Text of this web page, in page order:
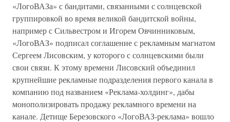
«ЛогоВАЗа» с бандитами, связанными с солнцевской
группировкой во время великой бандитской войны,
например с Сильвестром и Игорем Овчинниковым,
«ЛогоВАЗ» подписал соглашение с рекламным магнатом
Сергеем Лисовским, у которого с солнцевскими были
свои связи. К этому времени Лисовский объединил
крупнейшие рекламные подразделения первого канала в
компанию под названием «Реклама-холдинг», дабы
монополизировать продажу рекламного времени на
канале. Детище Березовского «ЛогоВАЗ-реклама» вошло